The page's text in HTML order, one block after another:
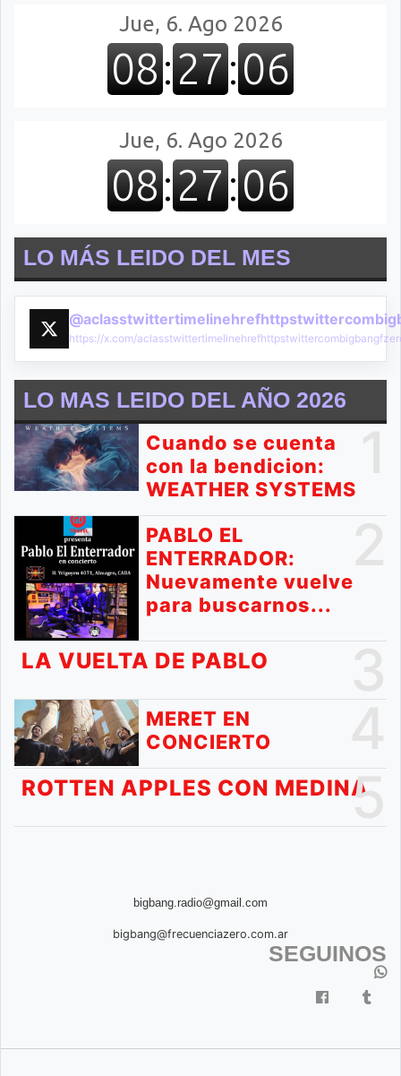
LO MÁS LEIDO DEL MES
https://x.com/
LO MAS LEIDO DEL AÑO 2026
Cuando se cuenta
con la bendicion:
WEATHER SYSTEMS
PABLO EL
ENTERRADOR:
Nuevamente vuelve
para buscarnos...
LA VUELTA DE PABLO
MERET EN
CONCIERTO
5
ROTTEN APPLES CON MEDINA
bigbang.radio@gmail.com
bigbang@frecuenciazero.com.ar
SEGUINOS